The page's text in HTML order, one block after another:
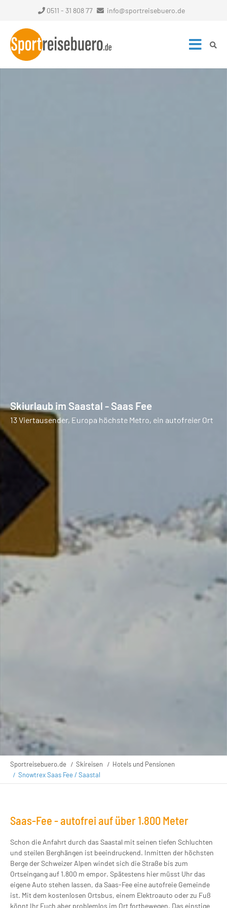
0511 - 31 808 77 info@sportreisebuero.de
Skiurlaub im Saastal - Saas Fee
13 Viertausender, Europa höchste Metro, ein autofreier Ort
Sportreisebuero.de Skireisen
Hotels und Pensionen
Snowtrex Saas Fee / Saastal
Saas-Fee - autofrei auf über 1.800 Meter
Schon die Anfahrt durch das Saastal mit seinen tiefen Schluchten
und steilen Berghängen ist beeindruckend. Inmitten der höchsten
Berge der Schweizer Alpen windet sich die Straße bis zum
Ortseingang auf 1.800 m empor. Spätestens hier müsst Uhr das
eigene Auto stehen lassen, da Saas-Fee eine autofreie Gemeinde
ist. Mit dem kostenlosen Ortsbus, einem Elektroauto oder zu Fuß
könnt Ihr Euch aber problemlos im Ort fortbewegen. Das einstige